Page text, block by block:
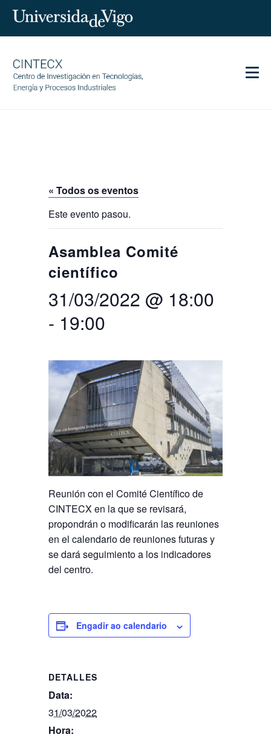
Servizos
Comunicación
Igualdade
EN Search
Buscar
por:
BUSCAR
TwitterInstagramYoutubeLinkedin
« Todos os eventos
Este evento pasou.
Asamblea Comité
científico
31/03/2022 @ 18:00
- 19:00
Reunión con el Comité Científico de
CINTECX en la que se revisará,
propondrán o modificarán las reuniones
en el calendario de reuniones futuras y
se dará seguimiento a los indicadores
del centro.
Engadir ao calendario
DETALLES
Data:
31/03/2022
Hora: